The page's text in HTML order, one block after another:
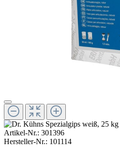
Artikel-Nr.: 301396
Hersteller-Nr.: 101114